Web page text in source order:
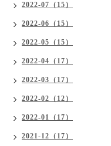
2022-07（15）
2022-06（15）
2022-05（15）
2022-04（17）
2022-03（17）
2022-02（12）
2022-01（17）
2021-12（17）